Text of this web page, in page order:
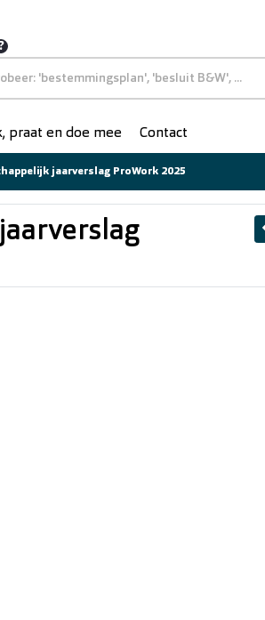
praat en doe mee Contact
jaarverslag ProWork 2025